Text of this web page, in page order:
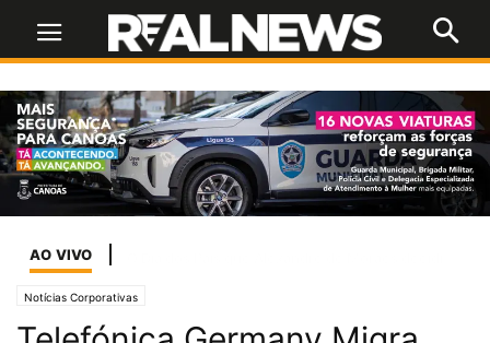
AO VIVO
Notícias Corporativas